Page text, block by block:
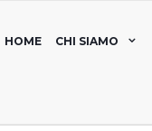
HOME CHI SIAMO